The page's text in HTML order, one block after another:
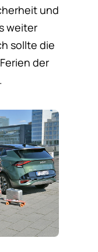
und
weiter
sollte die
der